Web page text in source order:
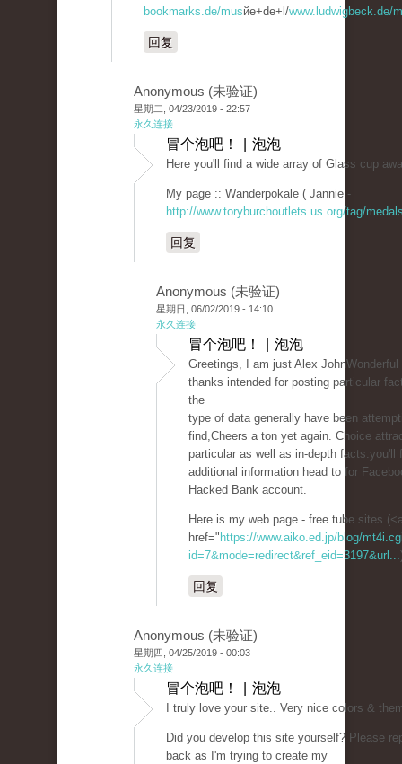
bookmarks.de/musйe+de+l/www.ludwigbeck.de/
回复
Anonymous (未验证)
星期二, 04/23/2019 - 22:57
永久连接
冒个泡吧！ | 泡泡
Here you'll find a wide array of Glass cup
My page :: Wanderpokale ( Jannie -
http://www.toryburchoutlets.us.org/tag/
回复
Anonymous (未验证)
星期日, 06/02/2019 - 14:10
永久连接
冒个泡吧！ | 泡泡
Greetings, I am just Alex
thanks intended for posting particular
the
type of data generally have been
find,Cheers a ton yet again. Choice
particular as well as in-depth facts.you'll
additional information head to for
Hacked Bank account.
Here is my web page - free tube sites
href=" https://www.aiko.ed.jp/blog/
id=7&mode=redirect&ref_eid=3197&url...
回复
Anonymous (未验证)
星期四, 04/25/2019 - 00:03
永久连接
冒个泡吧！ | 泡泡
I truly love your site.. Very nice colors &
Did you develop this site yourself? Please
back as I'm trying to create my